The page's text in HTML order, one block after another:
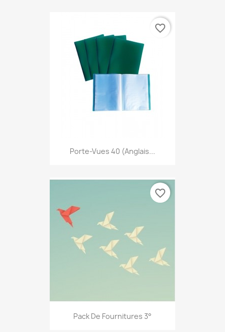
Porte-Vues 40 (anglais...
favorite_border
Pack De Fournitures 3°
favorite_border